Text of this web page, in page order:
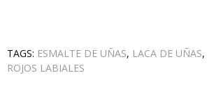
TAGS: ESMALTE DE UÑAS, LACA DE UÑAS,
ROJOS LABIALES